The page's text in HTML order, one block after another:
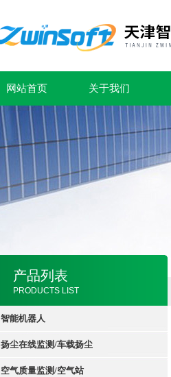
网站首页 关于我们
产品列表
PRODUCTS LIST
智能机器人
扬尘在线监测/车载扬尘
空气质量监测/空气站